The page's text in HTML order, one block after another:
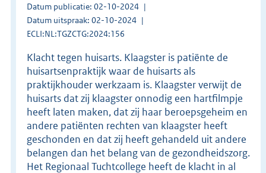
Datum publicatie: 02-10-2024
Datum uitspraak: 02-10-2024
ECLI:NL:TGZCTG:2024:156
Klacht tegen huisarts. Klaagster is patiënte de
huisartsenpraktijk waar de huisarts als
praktijkhouder werkzaam is. Klaagster verwijt de
huisarts dat zij klaagster onnodig een hartfilmpje
heeft laten maken, dat zij haar beroepsgeheim en
andere patiënten rechten van klaagster heeft
geschonden en dat zij heeft gehandeld uit andere
belangen dan het belang van de gezondheidszorg.
Het Regionaal Tuchtcollege heeft de klacht in al